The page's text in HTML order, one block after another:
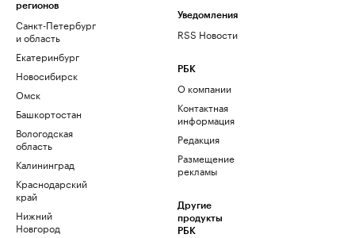
регионов
Санкт-Петербург
и область
Екатеринбург
Новосибирск
Омск
Башкортостан
Вологодская
область
Калининград
Краснодарский
край
Нижний
Новгород
Уведомления
RSS Новости
РБК
О компании
Контактная
информация
Редакция
Размещение
рекламы
Другие
продукты
РБК